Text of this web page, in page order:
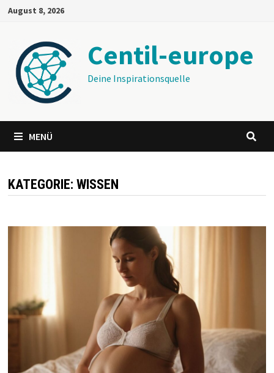
Zum
springen
August 8, 2026
Centil-europe
Deine Inspirationsquelle
MENÜ
KATEGORIE: WISSEN